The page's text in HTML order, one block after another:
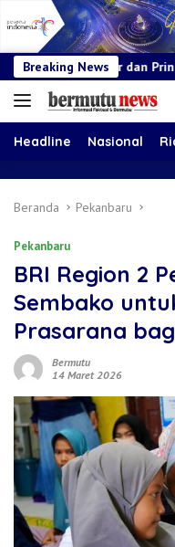
Breaking News
Prinsip GCG
Headline Nasional
Beranda Pekanbaru
Pekanbaru
BRI Region 2
Sembako
Prasarana
Bermutu
14 Maret 2026